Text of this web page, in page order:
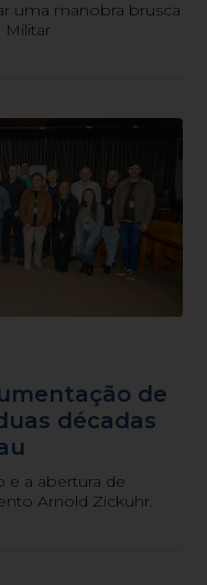
uma manobra brusca
de
décadas
a abertura de
Arnold Zickuhr.